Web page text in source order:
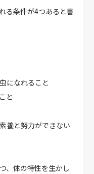
る条件が4つあると書
になれること
と
養と努力ができない
、体の特性を生かし